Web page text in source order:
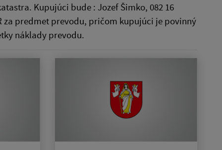
Kupujúci bude : Jozef Šimko, 082 16
za predmet prevodu, pričom kupujúci je povinný
náklady prevodu.